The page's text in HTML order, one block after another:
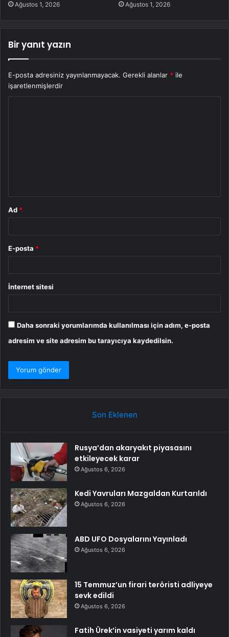
Ağustos 1, 2026 Ağustos 1, 2026
Bir yanıt yazın
E-posta adresiniz yayınlanmayacak. Gerekli alanlar * ile
işaretlenmişlerdir
Ad *
E-posta *
İnternet sitesi
Daha sonraki yorumlarımda kullanılması için adım, e-posta
adresim ve site adresim bu tarayıcıya kaydedilsin.
Son Eklenen
Rusya’dan akaryakıt piyasasını
etkileyecek karar
Ağustos 6, 2026
Kedi Yavruları Mazgaldan Kurtarıldı
Ağustos 6, 2026
ABD UFO Dosyalarını Yayınladı
Ağustos 6, 2026
15 Temmuz’un firari teröristi adliyeye
sevk edildi
Ağustos 6, 2026
Fatih Ürek’in vasiyeti yarım kaldı